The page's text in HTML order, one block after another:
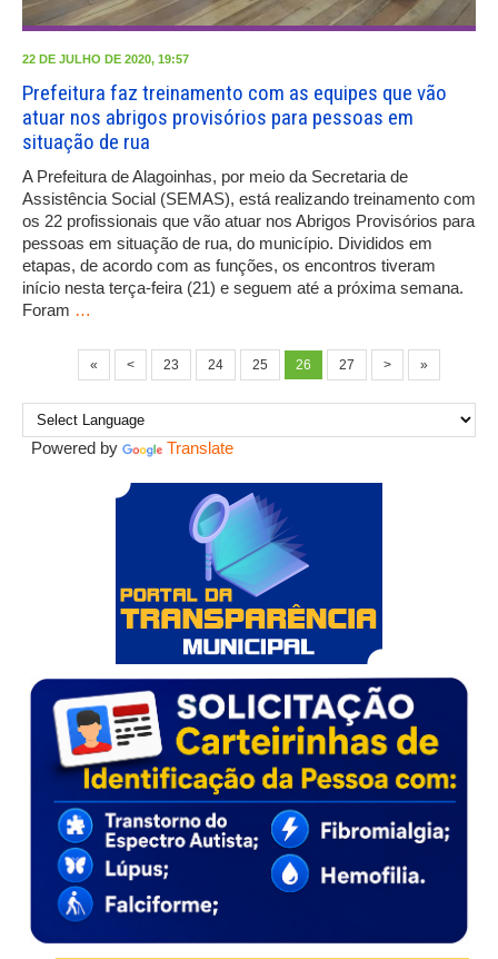
22 DE JULHO DE 2020, 19:57
Prefeitura faz treinamento com as equipes que vão
atuar nos abrigos provisórios para pessoas em
situação de rua
A Prefeitura de Alagoinhas, por meio da Secretaria de
Assistência Social (SEMAS), está realizando treinamento com
os 22 profissionais que vão atuar nos Abrigos Provisórios para
pessoas em situação de rua, do município. Divididos em
etapas, de acordo com as funções, os encontros tiveram
início nesta terça-feira (21) e seguem até a próxima semana.
Foram …
« < 23 24 25 26 27 > »
Powered by Translate